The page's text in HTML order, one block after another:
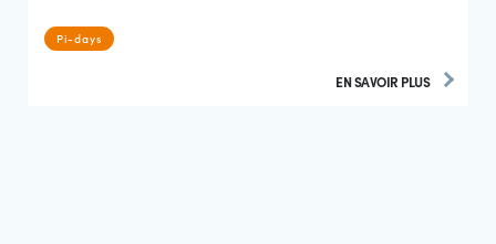
Pi-days
EN SAVOIR PLUS